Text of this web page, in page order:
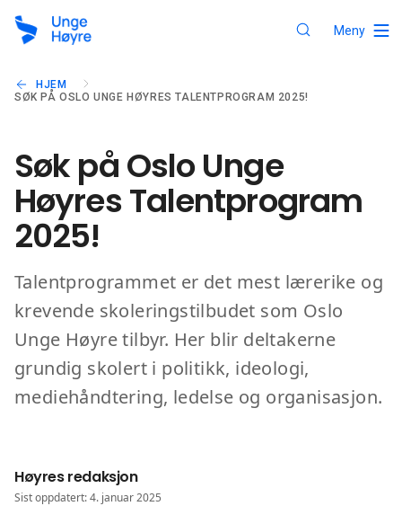
Meny
HJEM
SØK PÅ OSLO UNGE HØYRES TALENTPROGRAM 2025!
Søk på Oslo Unge
Høyres Talentprogram
2025!
Talentprogrammet er det mest lærerike og
krevende skoleringstilbudet som Oslo
Unge Høyre tilbyr. Her blir deltakerne
grundig skolert i politikk, ideologi,
mediehåndtering, ledelse og organisasjon.
Høyres redaksjon
Sist oppdatert: 4. januar 2025